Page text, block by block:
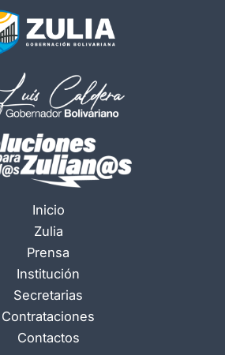
Inicio
Zulia
Prensa
Institución
Secretarias
Contrataciones
Contactos